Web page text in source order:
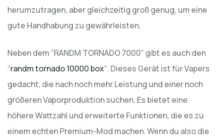
herumzutragen, aber gleichzeitig groß genug, um eine
gute Handhabung zu gewährleisten.
Neben dem “RANDM TORNADO 7000” gibt es auch den
“randm tornado 10000 box“. Dieses Gerät ist für Vapers
gedacht, die nach noch mehr Leistung und einer noch
größeren Vaporproduktion suchen. Es bietet eine
höhere Wattzahl und erweiterte Funktionen, die es zu
einem echten Premium-Mod machen. Wenn du also die